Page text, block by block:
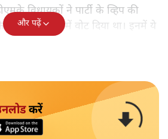
विधायकों ने पार्टी के व्हिप की
के पक्ष में वोट दिया था। इनमें ये
और पढ़ें
करें